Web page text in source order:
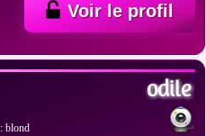
Voir le profil
odile
blond